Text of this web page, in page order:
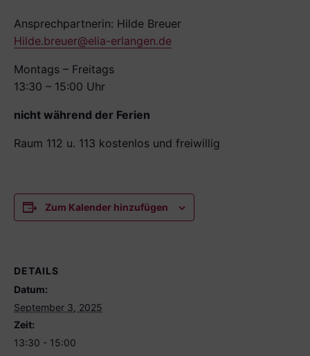
Ansprechpartnerin: Hilde Breuer
Hilde.breuer@elia-erlangen.de
Montags – Freitags
13:30 – 15:00 Uhr
nicht während der Ferien
Raum 112 u. 113 kostenlos und freiwillig
Zum Kalender hinzufügen
DETAILS
Datum:
September 3, 2025
Zeit:
13:30 - 15:00